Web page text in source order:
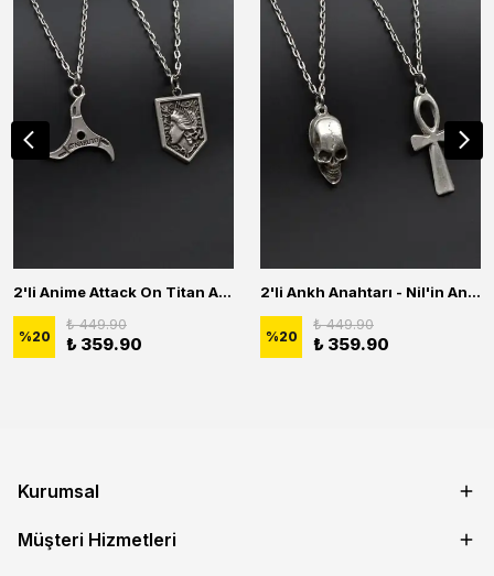
2'li Anime Attack On Titan Acrylic Maria Anime Naruto Erkek Kadın Kolye Seti
%20
₺ 449.90
₺ 359.90
2'li Ankh Anahtarı - Nil'in Anahtarı - Kuru Kafa Erkek Kadın Kolye Seti
%20
₺ 449.90
₺ 359.90
Kurumsal
Müşteri Hizmetleri